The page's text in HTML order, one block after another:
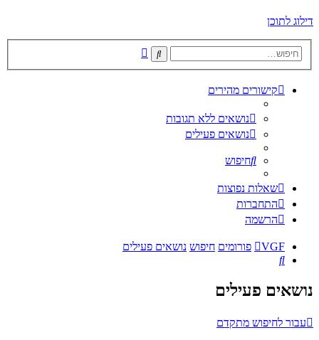
דילוג לתוכן
חיפוש
קישורים מהירים
נושאים ללא תגובות
נושאים פעילים
חיפוש
שאלות נפוצות
התחברות
הרשמה
VGF פורומים חיפוש נושאים פעילים
חיפוש
נושאים פעילים
עבור לחיפוש מתקדם